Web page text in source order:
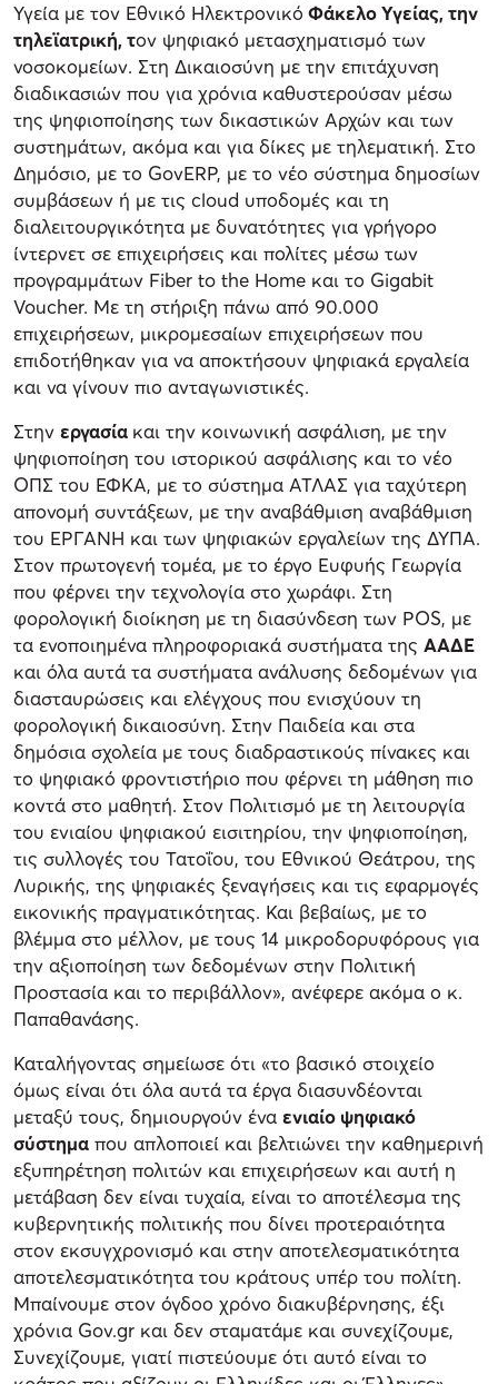
Υγεία με τον Εθνικό Ηλεκτρονικό Φάκελο Υγείας, την
τηλεϊατρική, τον ψηφιακό μετασχηματισμό των
νοσοκομείων. Στη Δικαιοσύνη με την επιτάχυνση
διαδικασιών που για χρόνια καθυστερούσαν μέσω
της ψηφιοποίησης των δικαστικών Αρχών και των
συστημάτων, ακόμα και για δίκες με τηλεματική. Στο
Δημόσιο, με το GovERP, με το νέο σύστημα δημοσίων
συμβάσεων ή με τις cloud υποδομές και τη
διαλειτουργικότητα με δυνατότητες για γρήγορο
ίντερνετ σε επιχειρήσεις και πολίτες μέσω των
προγραμμάτων Fiber to the Home και το Gigabit
Voucher. Με τη στήριξη πάνω από 90.000
επιχειρήσεων, μικρομεσαίων επιχειρήσεων που
επιδοτήθηκαν για να αποκτήσουν ψηφιακά εργαλεία
και να γίνουν πιο ανταγωνιστικές.
Στην εργασία και την κοινωνική ασφάλιση, με την
ψηφιοποίηση του ιστορικού ασφάλισης και το νέο
ΟΠΣ του ΕΦΚΑ, με το σύστημα ΑΤΛΑΣ για ταχύτερη
απονομή συντάξεων, με την αναβάθμιση αναβάθμιση
του ΕΡΓΑΝΗ και των ψηφιακών εργαλείων της ΔΥΠΑ.
Στον πρωτογενή τομέα, με το έργο Ευφυής Γεωργία
που φέρνει την τεχνολογία στο χωράφι. Στη
φορολογική διοίκηση με τη διασύνδεση των POS, με
τα ενοποιημένα πληροφοριακά συστήματα της ΑΑΔΕ
και όλα αυτά τα συστήματα ανάλυσης δεδομένων για
διασταυρώσεις και ελέγχους που ενισχύουν τη
φορολογική δικαιοσύνη. Στην Παιδεία και στα
δημόσια σχολεία με τους διαδραστικούς πίνακες και
το ψηφιακό φροντιστήριο που φέρνει τη μάθηση πιο
κοντά στο μαθητή. Στον Πολιτισμό με τη λειτουργία
του ενιαίου ψηφιακού εισιτηρίου, την ψηφιοποίηση,
τις συλλογές του Τατοΐου, του Εθνικού Θεάτρου, της
Λυρικής, της ψηφιακές ξεναγήσεις και τις εφαρμογές
εικονικής πραγματικότητας. Και βεβαίως, με το
βλέμμα στο μέλλον, με τους 14 μικροδορυφόρους για
την αξιοποίηση των δεδομένων στην Πολιτική
Προστασία και το περιβάλλον», ανέφερε ακόμα ο κ.
Παπαθανάσης.
Καταλήγοντας σημείωσε ότι «το βασικό στοιχείο
όμως είναι ότι όλα αυτά τα έργα διασυνδέονται
μεταξύ τους, δημιουργούν ένα ενιαίο ψηφιακό
σύστημα που απλοποιεί και βελτιώνει την καθημερινή
εξυπηρέτηση πολιτών και επιχειρήσεων και αυτή η
μετάβαση δεν είναι τυχαία, είναι το αποτέλεσμα της
κυβερνητικής πολιτικής που δίνει προτεραιότητα
στον εκσυγχρονισμό και στην αποτελεσματικότητα
αποτελεσματικότητα του κράτους υπέρ του πολίτη.
Μπαίνουμε στον όγδοο χρόνο διακυβέρνησης, έξι
χρόνια Gov.gr και δεν σταματάμε και συνεχίζουμε,
Συνεχίζουμε, γιατί πιστεύουμε ότι αυτό είναι το